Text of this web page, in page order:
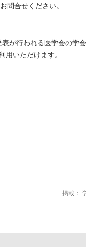
問合せください。
が行われる医学会の学
いただけます。
掲載：